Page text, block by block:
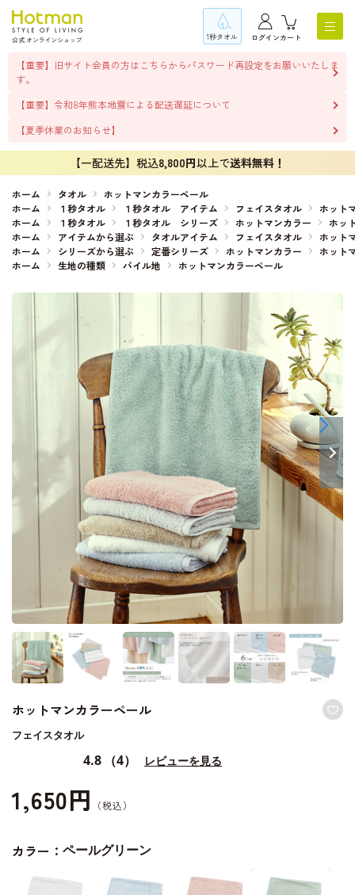
1秒タオル ログインカート
【重要】旧サイト会員の方はこちらからパスワード再設定をお願いいたしま
す。
【重要】令和8年熊本地震による配送遅延について
【夏季休業のお知らせ】
【一配送先】税込8,800円以上で送料無料！
ホーム タオル
ホットマンカラーペール
ホーム
１秒タオル １秒タオル アイテム フェイスタオル
ホット
ホーム
１秒タオル １秒タオル シリーズ ホットマンカラー
ホッ
ホーム
アイテムから選ぶ タオルアイテム フェイスタオル
ホット
ホーム
シリーズから選ぶ 定番シリーズ ホットマンカラー
ホット
ホーム
生地の種類 パイル地 ホットマンカラーペール
ホットマンカラーペール
フェイスタオル
4.8 （4） レビューを見る
1,650円
カラー： ペールグリーン